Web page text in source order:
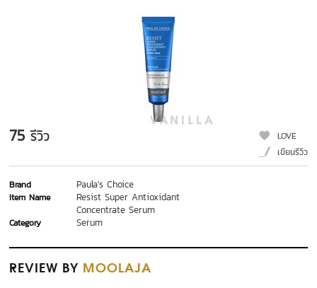
75 รีวิว
LOVE
เขียนรีวิว
Brand Paula's Choice
Item Name
Resist Super Antioxidant
Concentrate Serum
Category Serum
REVIEW BY MOOLAJA